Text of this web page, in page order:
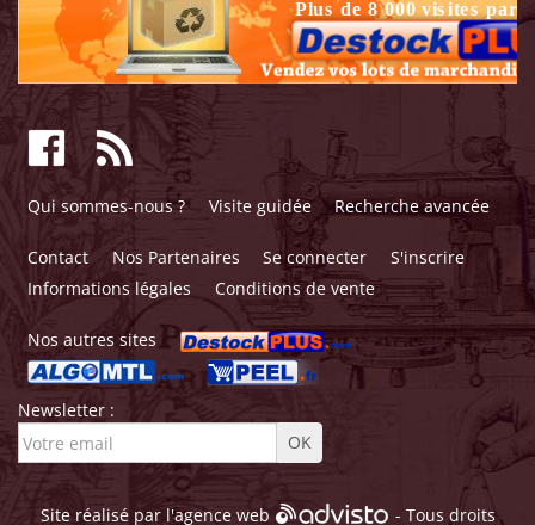
Qui sommes-nous ? Visite guidée Recherche avancée
Contact Nos Partenaires Se connecter
S'inscrire
Informations légales
Conditions de vente
Nos autres sites
Newsletter :
Site réalisé par l'agence web - Tous droits